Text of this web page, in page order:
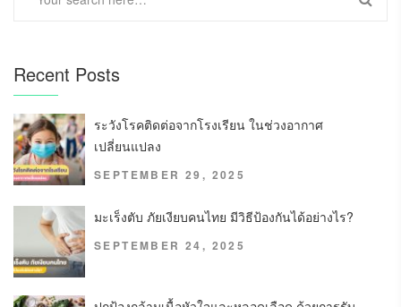
Recent Posts
ระวังโรคติดต่อจากโรงเรียน ในช่วงอากาศ
เปลี่ยนแปลง
SEPTEMBER 29, 2025
มะเร็งตับ ภัยเงียบคนไทย มีวิธีป้องกันได้อย่างไร?
SEPTEMBER 24, 2025